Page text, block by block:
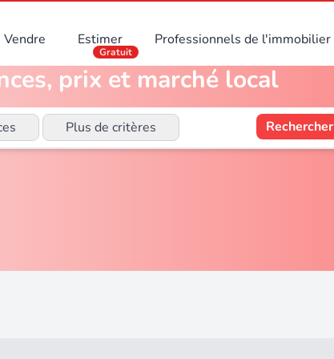
Vendre Estimer
Gratuit
Professionnels de l'immobilier
prix et marché local
Plus de critères Rechercher